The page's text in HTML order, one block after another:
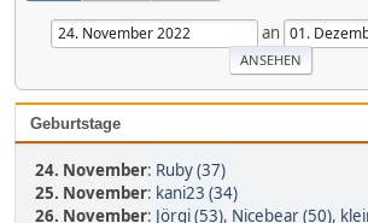
an
Geburtstage
24. November: Ruby (37)
25. November: kani23 (34)
26. November: Jörgi (53), Nicebear (50),